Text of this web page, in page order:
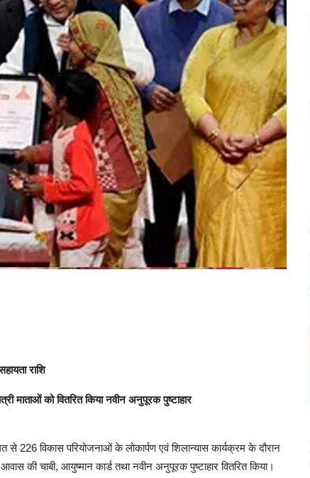
राशि
माताओं को वितरित किया नवीन अनुपूरक पुष्टाहार
226 विकास परियोजनाओं के लोकार्पण एवं शिलान्यास कार्यक्रम के दौरान
की चाबी, आयुष्मान कार्ड तथा नवीन अनुपूरक पुष्टाहार वितरित किया।